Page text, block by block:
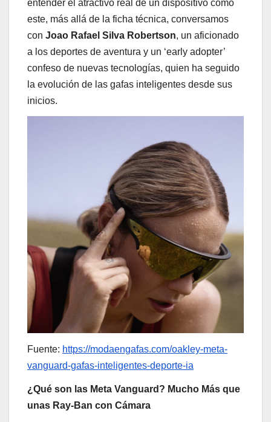
entender el atractivo real de un dispositivo como
este, más allá de la ficha técnica, conversamos
con Joao Rafael Silva Robertson, un aficionado
a los deportes de aventura y un ‘early adopter’
confeso de nuevas tecnologías, quien ha seguido
la evolución de las gafas inteligentes desde sus
inicios.
Fuente: https://modaengafas.com/oakley-meta-
vanguard-gafas-inteligentes-deporte-ia
¿Qué son las Meta Vanguard? Mucho Más que
unas Ray-Ban con Cámara